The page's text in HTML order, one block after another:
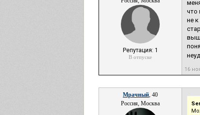
Репутация: 1
В отпуске
что
не
16
Мрачный, 40
Россия, Москва